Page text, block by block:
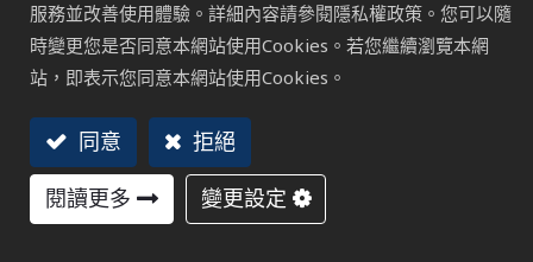
精機造極 匯聚非凡
服務並改善使用體驗。詳細內容請參閱隱私權政策。您可以隨
時變更您是否同意本網站使用Cookies。若您繼續瀏覽本網
站，即表示您同意本網站使用Cookies。
同意
拒絕
閱讀更多
變更設定